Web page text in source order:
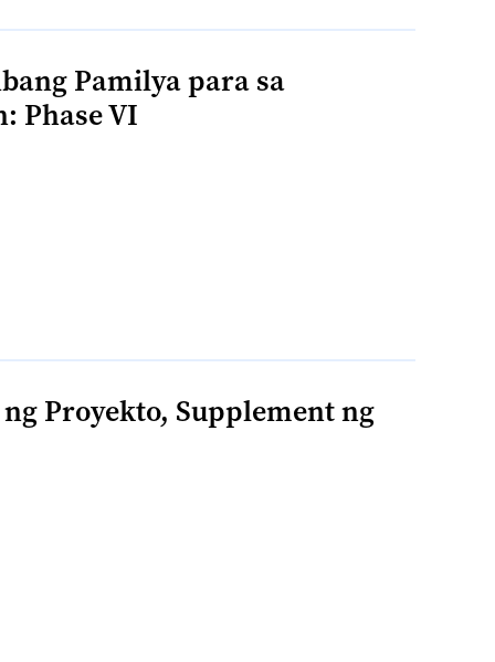
Pamilya para sa
Phase VI
Proyekto, Supplement ng